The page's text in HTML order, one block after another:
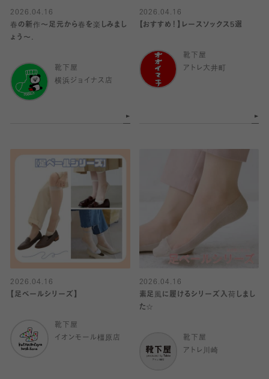
2026.04.16
春の新作〜足元から春を楽しみまし
ょう〜.
靴下屋
横浜ジョイナス店
2026.04.16
【おすすめ！】レースソックス5選
靴下屋
アトレ大井町
2026.04.16
【足ベールシリーズ】
靴下屋
イオンモール橿原店
2026.04.16
素足風に履けるシリーズ入荷しまし
た☆
靴下屋
アトレ川崎